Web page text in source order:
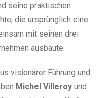
seine praktischen
die ursprünglich eine
mit seinen drei
ausbaute.
visionärer Führung und
Michel Villeroy und